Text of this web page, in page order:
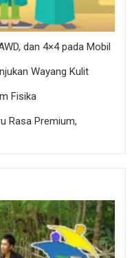
dan 4×4 pada Mobil
Wayang Kulit
Fisika
Rasa Premium,